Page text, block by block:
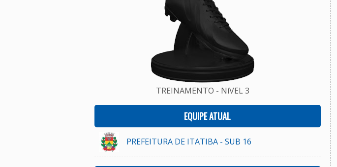
TREINAMENTO - NíVEL 3
EQUIPE ATUAL
PREFEITURA DE ITATIBA - SUB 16